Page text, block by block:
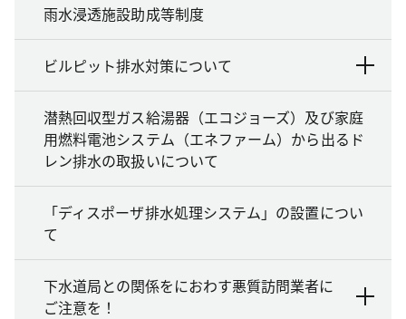
雨水浸透施設助成等制度
ビルピット排水対策について
潜熱回収型ガス給湯器（エコジョーズ）及び家庭
用燃料電池システム（エネファーム）から出るド
レン排水の取扱いについて
「ディスポーザ排水処理システム」の設置につい
て
下水道局との関係をにおわす悪質訪問業者に
ご注意を！